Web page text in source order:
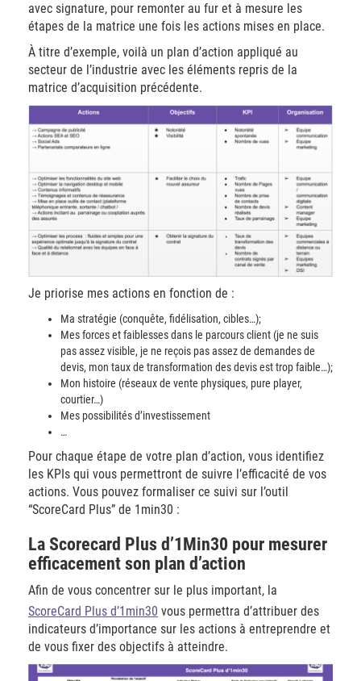
avec signature, pour remonter au fur et à mesure les
étapes de la matrice une fois les actions mises en place.
À titre d’exemple, voilà un plan d’action appliqué au
secteur de l’industrie avec les éléments repris de la
matrice d’acquisition précédente.
Je priorise mes actions en fonction de :
Ma stratégie (conquête, fidélisation, cibles…);
Mes forces et faiblesses dans le parcours client (je ne suis
pas assez visible, je ne reçois pas assez de demandes de
devis, mon taux de transformation des devis est trop faible…);
Mon histoire (réseaux de vente physiques, pure player,
courtier…)
Mes possibilités d’investissement
…
Pour chaque étape de votre plan d’action, vous identifiez
les KPIs qui vous permettront de suivre l’efficacité de vos
actions. Vous pouvez formaliser ce suivi sur l’outil
“ScoreCard Plus” de 1min30 :
La Scorecard Plus d’1Min30 pour mesurer
efficacement son plan d’action
Afin de vous concentrer sur le plus important, la
ScoreCard Plus d’1min30 vous permettra d’attribuer des
indicateurs d’importance sur les actions à entreprendre et
de vous fixer des objectifs à atteindre.